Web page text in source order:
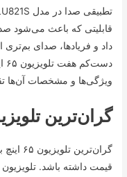
قابلیتی که باعث می‌شود
داد و فریاد‌ها، صدای
ویژگی‌ها و مشخصات آن‌ها
گران‌ترین تلویزیون‌های